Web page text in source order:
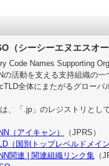
（シーシーエヌエスオー
Code Names Supporting
の活動を支える支持組織の
全体にまたがるグロー
、「.jp」のレジストリとし
（アイキャン）
（JPRS）
（国別トップレベルドメイン
関連 | 関連組織リンク集 （